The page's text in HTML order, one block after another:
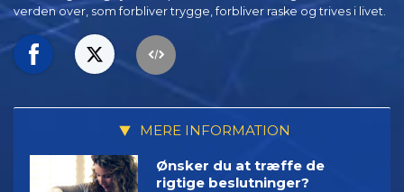
verden over, som forbliver trygge, forbliver raske og trives i livet.
MERE INFORMATION
Ønsker du at træffe de
rigtige beslutninger?